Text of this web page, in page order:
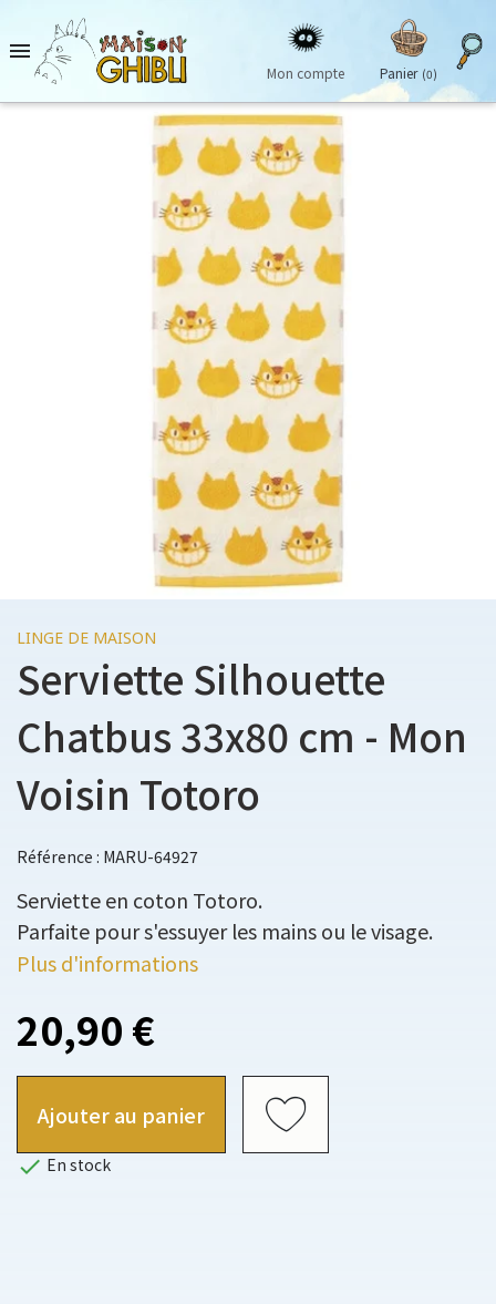

Mon compte Panier (0)
LINGE DE MAISON
Serviette Silhouette
Chatbus 33x80 cm - Mon
Voisin Totoro
Référence : MARU-64927
Serviette en coton Totoro.
Parfaite pour s'essuyer les mains ou le visage.
Plus d'informations
20,90 €
Ajouter au panier
 En stock